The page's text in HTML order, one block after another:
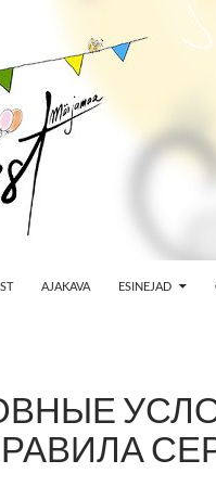
AJAKAVA ESINEJAD